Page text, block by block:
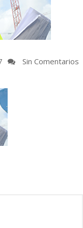
Sin Comentarios